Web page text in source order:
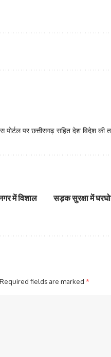
पर छत्तीसगढ़ सहित देश विदेश की
में विशाल
सड़क सुरक्षा में
Required fields are marked *